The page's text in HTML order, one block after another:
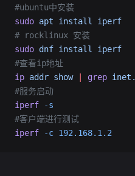
#ubuntu中安装
sudo apt install
iperf
# rocklinux 安装
sudo dnf install
iperf
#查看ip地址
ip addr show | grep inet.
#服务启动
iperf -s
#客户端进行测试
iperf -c 192.168.1.2